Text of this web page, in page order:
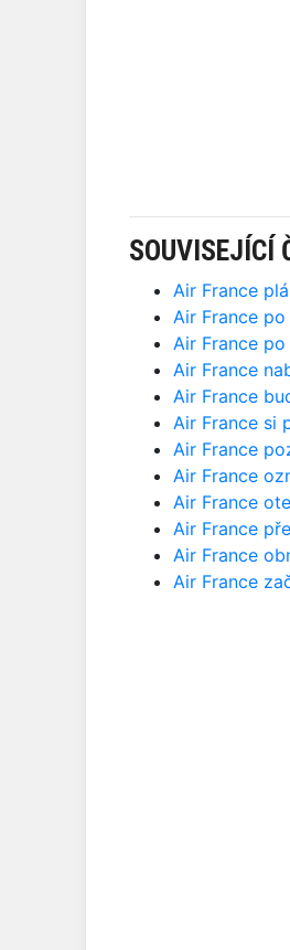
SOUVISEJÍCÍ
Air France
Air France
Air France
Air France
Air France
Air France si
Air France
Air France
Air France
Air France
Air France
Air France